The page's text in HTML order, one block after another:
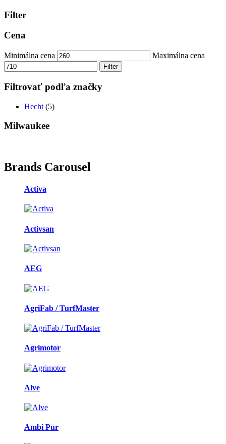
Filter
Cena
Minimálna cena Maximálna cena
Filter
Filtrovať podľa značky
Hecht (5)
Milwaukee
Brands Carousel
Activa
Activsan
AEG
AgriFab / TurfMaster
Agrimotor
Alve
Ambi Pur